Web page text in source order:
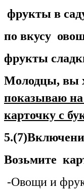
фрукты в
по вкусу
фрукты
Молодцы, вы
показываю
карточку с
Возьмите
-Овощи и